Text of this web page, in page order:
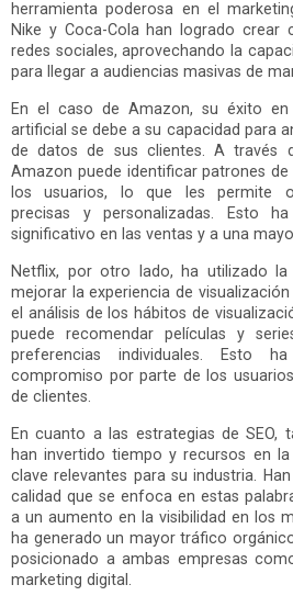
herramienta poderosa en el
Nike y Coca-Cola han logrado crear
redes sociales, aprovechando la
para llegar a audiencias masivas de
En el caso de Amazon, su éxito
artificial se debe a su capacidad para
de datos de sus clientes. A través
Amazon puede identificar patrones
los usuarios, lo que les permite
precisas y personalizadas. Esto
significativo en las ventas y a una
Netflix, por otro lado, ha utilizado la
mejorar la experiencia de
el análisis de los hábitos de
puede recomendar películas y
preferencias individuales. Esto
compromiso por parte de los
de clientes.
En cuanto a las estrategias de SEO,
han invertido tiempo y recursos en
clave relevantes para su industria.
calidad que se enfoca en estas
a un aumento en la visibilidad en los
ha generado un mayor tráfico
posicionado a ambas empresas
marketing digital.